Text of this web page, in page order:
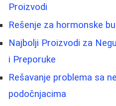
Proizvodi
Rešenje za hormonske
Najbolji Proizvodi za
i Preporuke
Rešavanje problema sa
podočnjacima